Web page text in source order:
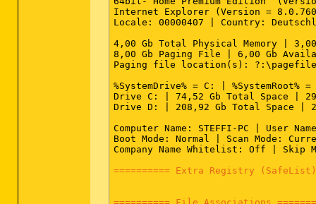
Internet Explorer (Version =
Locale: 00000407 | Country:
4,00 Gb Total Physical Memory |
8,00 Gb Paging File | 6,00 Gb
Paging file location(s):
%SystemDrive% = C: |
Drive C: | 74,52 Gb Total Space |
Drive D: | 208,92 Gb Total Space |
Computer Name: STEFFI-PC | User
Boot Mode: Normal | Scan Mode:
Company Name Whitelist: Off |
========== Extra Registry (SafeList)